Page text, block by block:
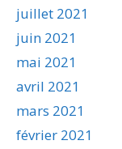
juillet 2021
juin 2021
mai 2021
avril 2021
mars 2021
février 2021